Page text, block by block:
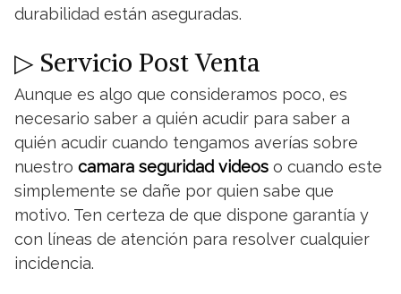
durabilidad están aseguradas.
▷ Servicio Post Venta
Aunque es algo que consideramos poco, es
necesario saber a quién acudir para saber a
quién acudir cuando tengamos averías sobre
nuestro camara seguridad videos o cuando este
simplemente se dañe por quien sabe que
motivo. Ten certeza de que dispone garantía y
con líneas de atención para resolver cualquier
incidencia.